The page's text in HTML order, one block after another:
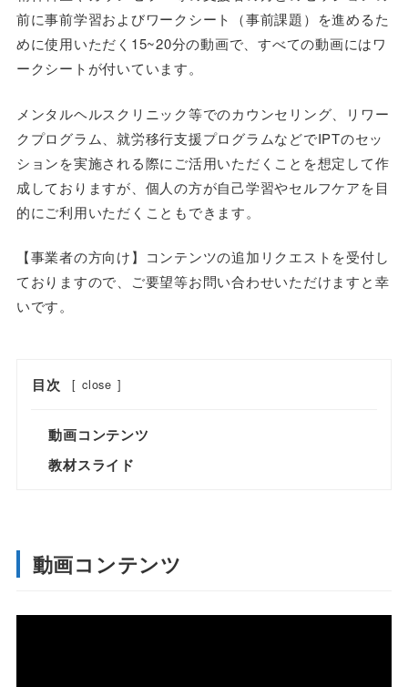
前に事前学習およびワークシート（事前課題）を進めるた
めに使用いただく15~20分の動画で、すべての動画にはワ
ークシートが付いています。
メンタルヘルスクリニック等でのカウンセリング、リワー
クプログラム、就労移行支援プログラムなどでIPTのセッ
ションを実施される際にご活用いただくことを想定して作
成しておりますが、個人の方が自己学習やセルフケアを目
的にご利用いただくこともできます。
【事業者の方向け】コンテンツの追加リクエストを受付し
ておりますので、ご要望等お問い合わせいただけますと幸
いです。
目次 [ close ]
動画コンテンツ
教材スライド
動画コンテンツ